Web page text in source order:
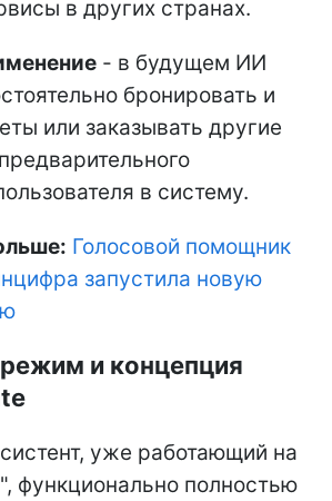
в других странах.
- в будущем ИИ
бронировать и
или заказывать другие
в систему.
Голосовой помощник
запустила новую
и концепция
уже работающий на
функционально полностью